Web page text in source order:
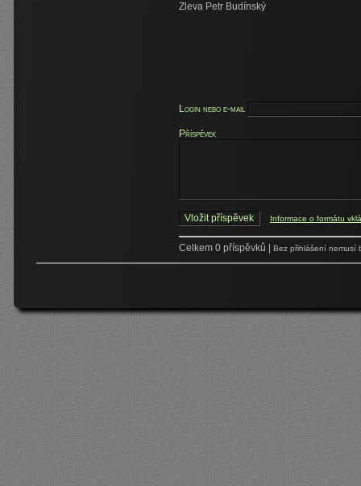
Zleva Petr Budínský
Login nebo e-mail
Příspěvek
Informace o formátu
Celkem 0 příspěvků | Bez přihlášení nemusí